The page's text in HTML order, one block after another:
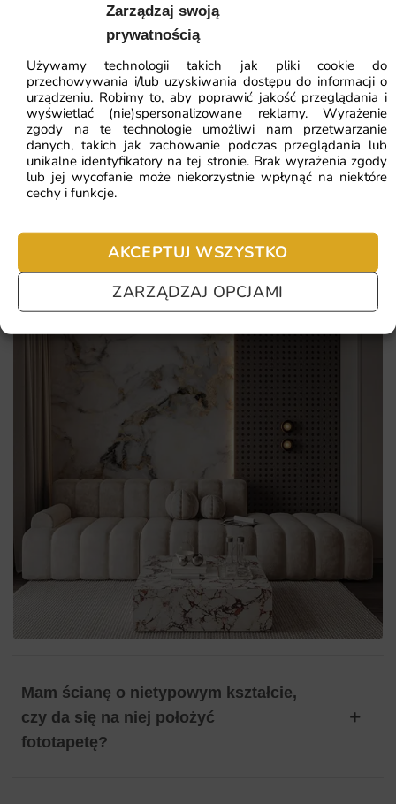
Zarządzaj swoją
prywatnością
Używamy technologii takich jak pliki cookie do
przechowywania i/lub uzyskiwania dostępu do informacji o
urządzeniu. Robimy to, aby poprawić jakość przeglądania i
wyświetlać (nie)spersonalizowane reklamy. Wyrażenie
zgody na te technologie umożliwi nam przetwarzanie
danych, takich jak zachowanie podczas przeglądania lub
unikalne identyfikatory na tej stronie. Brak wyrażenia zgody
lub jej wycofanie może niekorzystnie wpłynąć na niektóre
cechy i funkcje.
AKCEPTUJ WSZYSTKO
ZARZĄDZAJ OPCJAMI
wygodę aplikacji, tworząc nowoczesny i uporządkowany
wygląd w Twoim wnętrzu.
autorska kompozycja z graficznym, designerskim motywem
podkreślającym charakter wnętrza
trwały druk lateksowy odporny na blaknięcie i codzienne
ścieranie
wymiary szyte na miarę Twojej ściany, bez konieczności
prosty montaż na klej do flizeliny, możliwy do wykonania
Najniższa cena z 30 dni: 41.93
ZOBACZ WSZYSTKIE
Najczęściej zadawane pytania
Pomagamy i doradzamy przy każdym zakupie. Ale jeżeli
nie chcesz czekać – sprawdź najczęściej zadawane pytania.
Mam ścianę o nietypowym kształcie,
czy da się na niej położyć
fototapetę?